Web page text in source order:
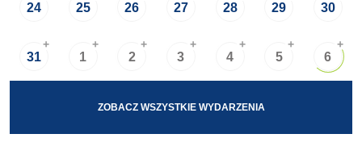
24 25 26 27 28 29 30
31
+
1
+
2
+
3
+
4
+
5
+
6
+
ZOBACZ WSZYSTKIE WYDARZENIA